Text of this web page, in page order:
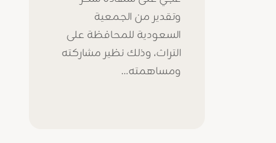
وتقدير من الجمعية
السعودية للمحافظة على
التراث، وذلك نظير مشاركته
ومساهمته…